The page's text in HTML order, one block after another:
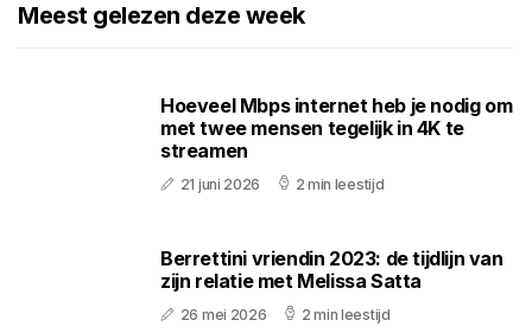
Meest gelezen deze week
Hoeveel Mbps internet heb je nodig om
met twee mensen tegelijk in 4K te
streamen
21 juni 2026 2 min leestijd
Berrettini vriendin 2023: de tijdlijn van
zijn relatie met Melissa Satta
26 mei 2026 2 min leestijd